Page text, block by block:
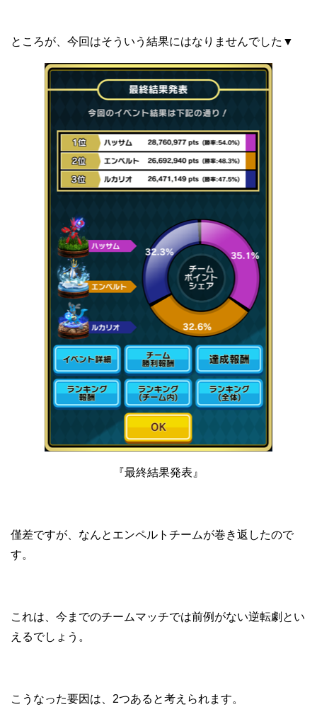
ところが、今回はそういう結果にはなりませんでした▼
『最終結果発表』
僅差ですが、なんとエンペルトチームが巻き返したので
す。
これは、今までのチームマッチでは前例がない逆転劇とい
えるでしょう。
こうなった要因は、2つあると考えられます。